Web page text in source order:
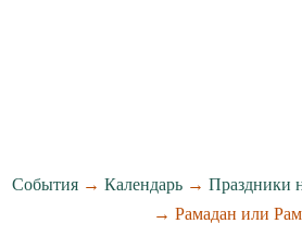
События→ Календарь→ Праздники
→ Рамадан или